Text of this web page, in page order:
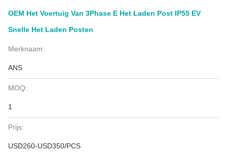
OEM Het Voertuig Van 3Phase E Het Laden Post IP55 EV
Snelle Het Laden Posten
Merknaam:
ANS
MOQ:
1
Prijs:
USD260-USD350/PCS